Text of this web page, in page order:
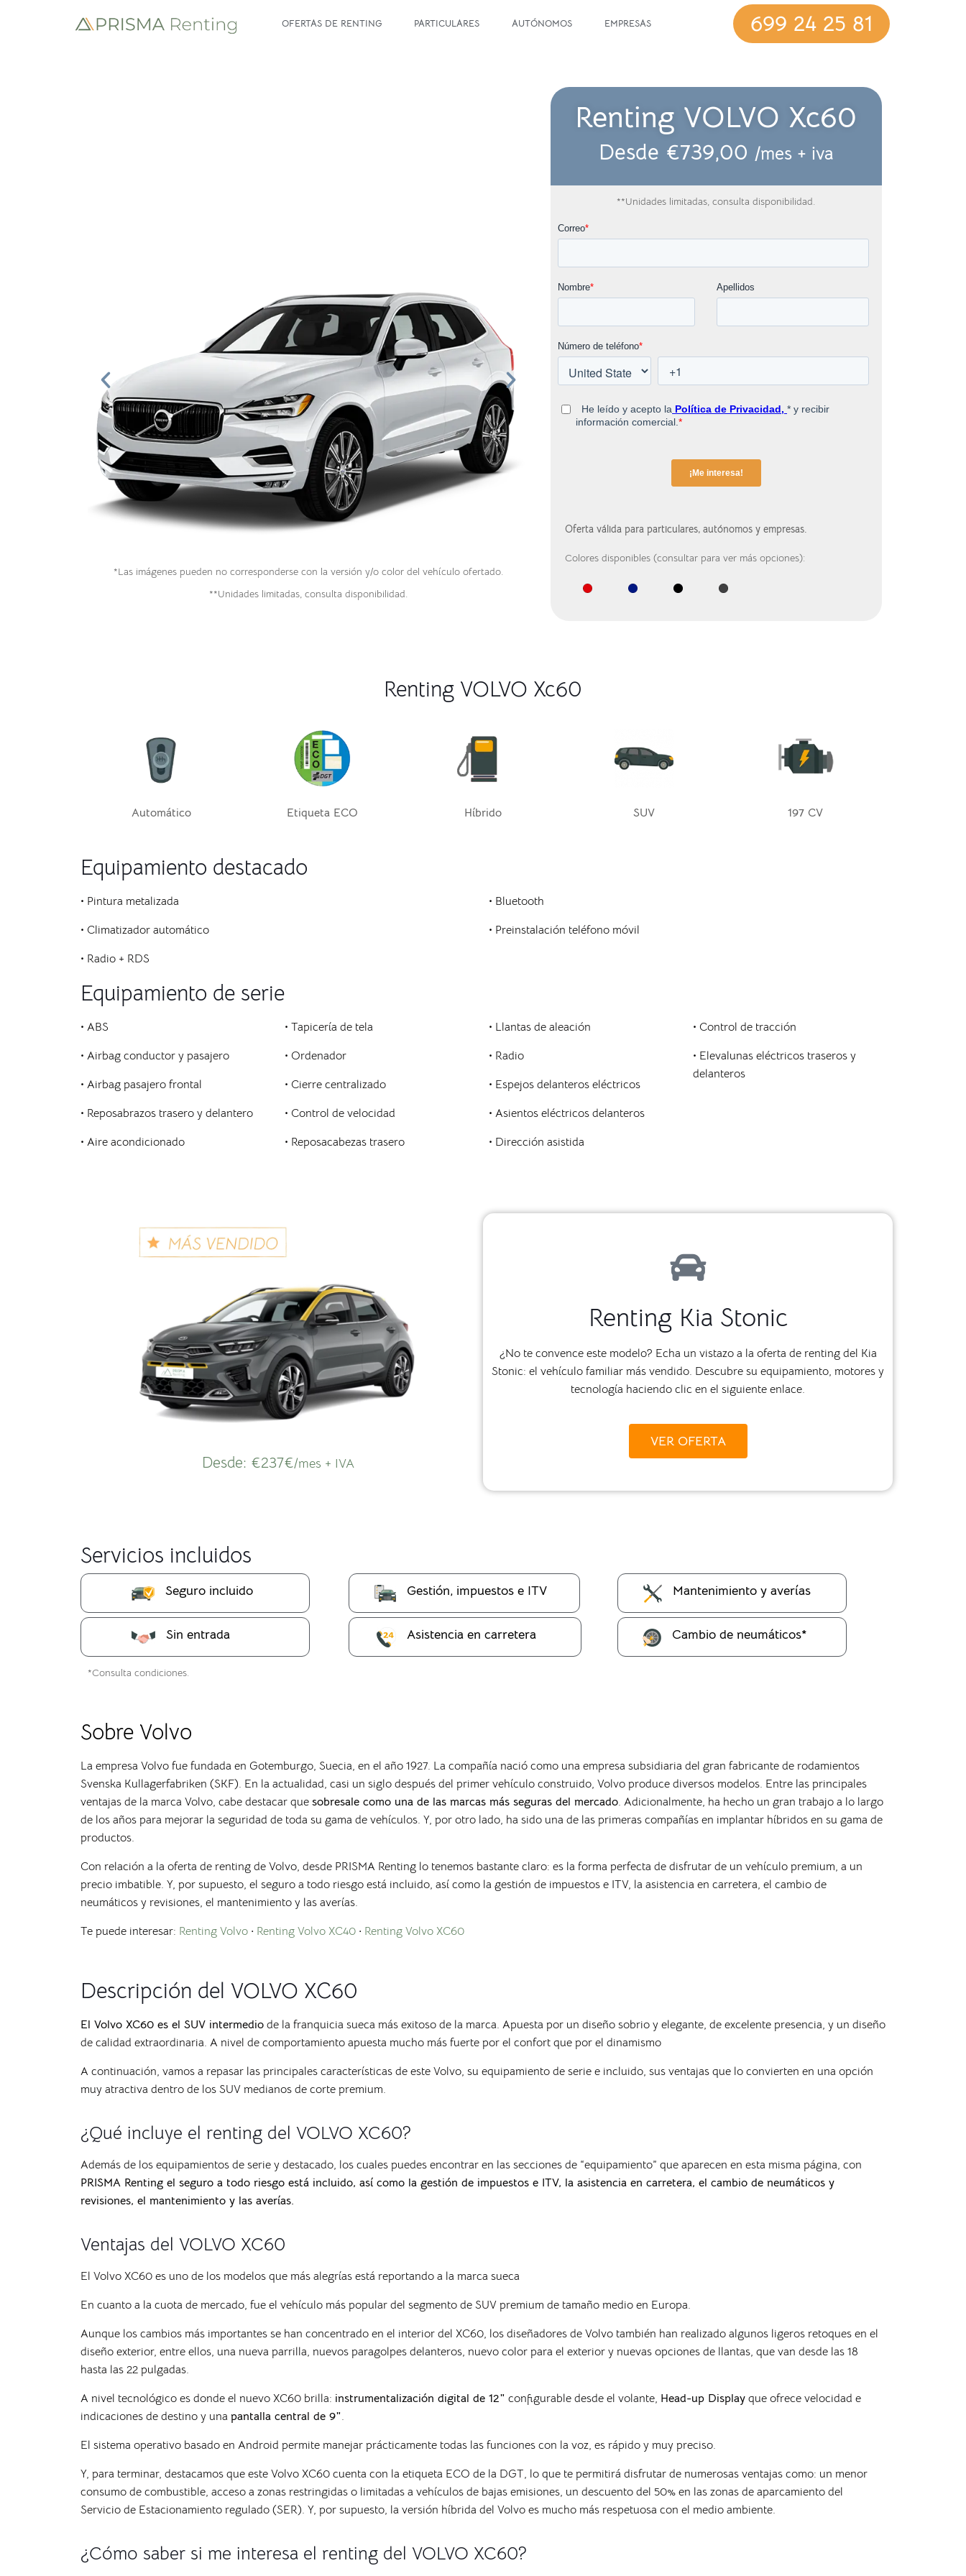
OFERTAS DE RENTING PARTICULARES AUTÓNOMOS EMPRESAS 699 24 25 81
*Las imágenes pueden no corresponderse con la versión y/o color del vehículo ofertado.
**Unidades limitadas, consulta disponibilidad.
Renting VOLVO Xc60
Desde €739,00 /mes + iva
**Unidades limitadas, consulta disponibilidad.
Oferta válida para particulares, autónomos y empresas.
Colores disponibles (consultar para ver más opciones):
Renting VOLVO Xc60
Automático Etiqueta ECO Híbrido SUV 197 CV
Equipamiento destacado
• Pintura metalizada
• Climatizador automático
• Radio + RDS
• Bluetooth
• Preinstalación teléfono móvil
Equipamiento de serie
• ABS
• Airbag conductor y pasajero
• Airbag pasajero frontal
• Reposabrazos trasero y delantero
• Aire acondicionado
• Tapicería de tela
• Ordenador
• Cierre centralizado
• Control de velocidad
• Reposacabezas trasero
• Llantas de aleación
• Radio
• Espejos delanteros eléctricos
• Asientos eléctricos delanteros
• Dirección asistida
• Control de tracción
• Elevalunas eléctricos traseros y
delanteros
Desde: €237€/mes + IVA
Renting Kia Stonic
¿No te convence este modelo? Echa un vistazo a la oferta de renting del Kia
Stonic: el vehículo familiar más vendido. Descubre su equipamiento, motores y
tecnología haciendo clic en el siguiente enlace.
VER OFERTA
Servicios incluidos
Seguro incluido Gestión, impuestos e ITV Mantenimiento y averías
Sin entrada Asistencia en carretera Cambio de neumáticos*
*Consulta condiciones.
Sobre Volvo
La empresa Volvo fue fundada en Gotemburgo, Suecia, en el año 1927. La compañía nació como una empresa subsidiaria del gran fabricante de rodamientos
Svenska Kullagerfabriken (SKF). En la actualidad, casi un siglo después del primer vehículo construido, Volvo produce diversos modelos. Entre las principales
ventajas de la marca Volvo, cabe destacar que sobresale como una de las marcas más seguras del mercado. Adicionalmente, ha hecho un gran trabajo a lo largo
de los años para mejorar la seguridad de toda su gama de vehículos. Y, por otro lado, ha sido una de las primeras compañías en implantar híbridos en su gama de
productos.
Con relación a la oferta de renting de Volvo, desde PRISMA Renting lo tenemos bastante claro: es la forma perfecta de disfrutar de un vehículo premium, a un
precio imbatible. Y, por supuesto, el seguro a todo riesgo está incluido, así como la gestión de impuestos e ITV, la asistencia en carretera, el cambio de
neumáticos y revisiones, el mantenimiento y las averías.
Te puede interesar: Renting Volvo · Renting Volvo XC40 · Renting Volvo XC60
Descripción del VOLVO XC60
El Volvo XC60 es el SUV intermedio de la franquicia sueca más exitoso de la marca. Apuesta por un diseño sobrio y elegante, de excelente presencia, y un diseño
de calidad extraordinaria. A nivel de comportamiento apuesta mucho más fuerte por el confort que por el dinamismo
A continuación, vamos a repasar las principales características de este Volvo, su equipamiento de serie e incluido, sus ventajas que lo convierten en una opción
muy atractiva dentro de los SUV medianos de corte premium.
¿Qué incluye el renting del VOLVO XC60?
Además de los equipamientos de serie y destacado, los cuales puedes encontrar en las secciones de “equipamiento” que aparecen en esta misma página, con
PRISMA Renting el seguro a todo riesgo está incluido, así como la gestión de impuestos e ITV, la asistencia en carretera, el cambio de neumáticos y
revisiones, el mantenimiento y las averías.
Ventajas del VOLVO XC60
El Volvo XC60 es uno de los modelos que más alegrías está reportando a la marca sueca
En cuanto a la cuota de mercado, fue el vehículo más popular del segmento de SUV premium de tamaño medio en Europa.
Aunque los cambios más importantes se han concentrado en el interior del XC60, los diseñadores de Volvo también han realizado algunos ligeros retoques en el
diseño exterior, entre ellos, una nueva parrilla, nuevos paragolpes delanteros, nuevo color para el exterior y nuevas opciones de llantas, que van desde las 18
hasta las 22 pulgadas.
A nivel tecnológico es donde el nuevo XC60 brilla: instrumentalización digital de 12″ configurable desde el volante, Head-up Display que ofrece velocidad e
indicaciones de destino y una pantalla central de 9″.
El sistema operativo basado en Android permite manejar prácticamente todas las funciones con la voz, es rápido y muy preciso.
Y, para terminar, destacamos que este Volvo XC60 cuenta con la etiqueta ECO de la DGT, lo que te permitirá disfrutar de numerosas ventajas como: un menor
consumo de combustible, acceso a zonas restringidas o limitadas a vehículos de bajas emisiones, un descuento del 50% en las zonas de aparcamiento del
Servicio de Estacionamiento regulado (SER). Y, por supuesto, la versión híbrida del Volvo es mucho más respetuosa con el medio ambiente.
¿Cómo saber si me interesa el renting del VOLVO XC60?